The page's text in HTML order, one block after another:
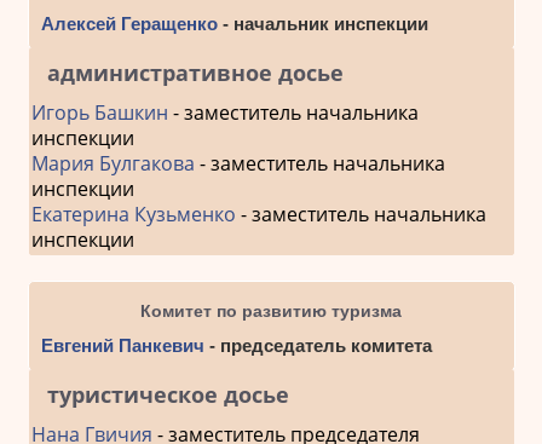
Алексей Геращенко- начальник инспекции
административное досье
Игорь Башкин - заместитель начальника
инспекции
Мария Булгакова - заместитель начальника
инспекции
Екатерина Кузьменко - заместитель начальника
инспекции
Комитет по развитию туризма
Евгений Панкевич - председатель комитета
туристическое досье
Нана Гвичия - заместитель председателя